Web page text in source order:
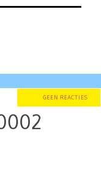
GEEN REACTIES